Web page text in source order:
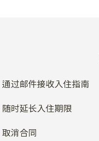
通过邮件接收入住指南
随时延长入住期限
取消合同